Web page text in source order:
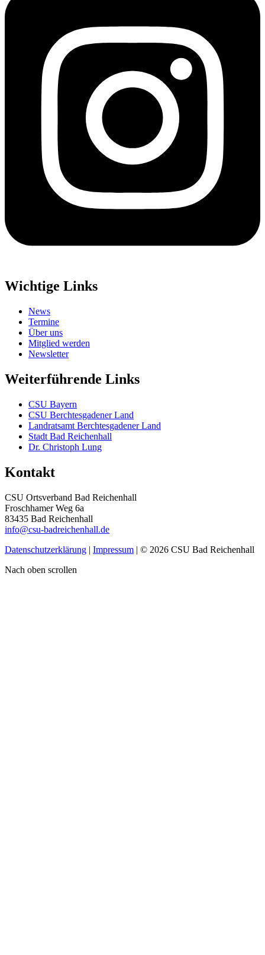
Wichtige Links
News
Termine
Über uns
Mitglied werden
Newsletter
Weiterführende Links
CSU Bayern
CSU Berchtesgadener Land
Landratsamt Berchtesgadener Land
Stadt Bad Reichenhall
Dr. Christoph Lung
Kontakt
CSU Ortsverband Bad Reichenhall
Froschhamer Weg 6a
83435 Bad Reichenhall
info@csu-badreichenhall.de
Datenschutzerklärung | Impressum | © 2026 CSU Bad Reichenhall
Nach oben scrollen